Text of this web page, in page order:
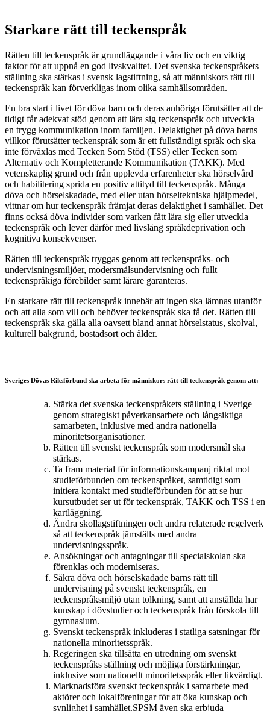
Starkare rätt till teckenspråk
Rätten till teckenspråk är grundläggande i våra liv och en viktig
faktor för att uppnå en god livskvalitet. Det svenska teckenspråkets
ställning ska stärkas i svensk lagstiftning, så att människors rätt till
teckenspråk kan förverkligas inom olika samhällsområden.
En bra start i livet för döva barn och deras anhöriga förutsätter att de
tidigt får adekvat stöd genom att lära sig teckenspråk och utveckla
en trygg kommunikation inom familjen. Delaktighet på döva barns
villkor förutsätter teckenspråk som är ett fullständigt språk och ska
inte förväxlas med Tecken Som Stöd (TSS) eller Tecken som
Alternativ och Kompletterande Kommunikation (TAKK). Med
vetenskaplig grund och från upplevda erfarenheter ska hörselvård
och habilitering sprida en positiv attityd till teckenspråk. Många
döva och hörselskadade, med eller utan hörseltekniska hjälpmedel,
vittnar om hur teckenspråk främjat deras delaktighet i samhället. Det
finns också döva individer som varken fått lära sig eller utveckla
teckenspråk och lever därför med livslång språkdeprivation och
kognitiva konsekvenser.
Rätten till teckenspråk tryggas genom att teckenspråks- och
undervisningsmiljöer, modersmålsundervisning och fullt
teckenspråkiga förebilder samt lärare garanteras.
En starkare rätt till teckenspråk innebär att ingen ska lämnas utanför
och att alla som vill och behöver teckenspråk ska få det. Rätten till
teckenspråk ska gälla alla oavsett bland annat hörselstatus, skolval,
kulturell bakgrund, bostadsort och ålder.
Sveriges Dövas Riksförbund ska arbeta för människors rätt till teckenspråk genom att:
Stärka det svenska teckenspråkets ställning i Sverige
genom strategiskt påverkansarbete och långsiktiga
samarbeten, inklusive med andra nationella
minoritetsorganisationer.
Rätten till svenskt teckenspråk som modersmål ska
stärkas.
Ta fram material för informationskampanj riktat mot
studieförbunden om teckenspråket, samtidigt som
initiera kontakt med studieförbunden för att se hur
kursutbudet ser ut för teckenspråk, TAKK och TSS i en
kartläggning.
Ändra skollagstiftningen och andra relaterade regelverk
så att teckenspråk jämställs med andra
undervisningsspråk.
Ansökningar och antagningar till specialskolan ska
förenklas och moderniseras.
Säkra döva och hörselskadade barns rätt till
undervisning på svenskt teckenspråk, en
teckenspråksmiljö utan tolkning, samt att anställda har
kunskap i dövstudier och teckenspråk från förskola till
gymnasium.
Svenskt teckenspråk inkluderas i statliga satsningar för
nationella minoritetsspråk.
Regeringen ska tillsätta en utredning om svenskt
teckenspråks ställning och möjliga förstärkningar,
inklusive som nationellt minoritetsspråk eller likvärdigt.
Marknadsföra svenskt teckenspråk i samarbete med
aktörer och lokalföreningar för att öka kunskap och
synlighet i samhället.SPSM även ska erbjuda